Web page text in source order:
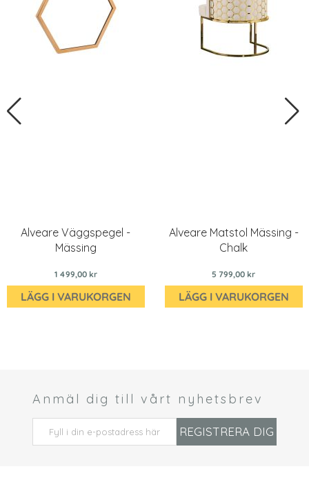
Alveare Väggspegel -
Mässing
1 499,00 kr
LÄGG I VARUKORGEN
Alveare Matstol Mässing -
Chalk
5 799,00 kr
LÄGG I VARUKORGEN
Anmäl dig till vårt nyhetsbrev
REGISTRERA DIG